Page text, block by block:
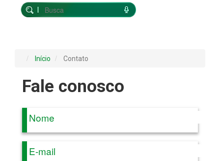
Início Contato
Fale conosco